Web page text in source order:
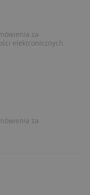
za
elektronicznych
za